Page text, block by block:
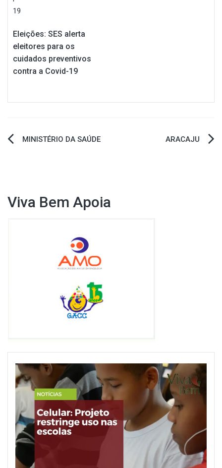
Eleições: SES alerta
eleitores para os
cuidados preventivos
contra a Covid-19
Navegação
MINISTÉRIO DA SAÚDE ARACAJU
Viva Bem Apoia